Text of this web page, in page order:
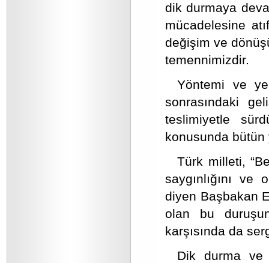
dik durmaya
mücadelesine
değişim ve
temennimizdir.
Yöntemi ve
sonrasındaki
teslimiyetle
konusunda bütün
Türk milleti,
saygınlığını
diyen Başbakan
olan bu
karşısında da
Dik durma ve